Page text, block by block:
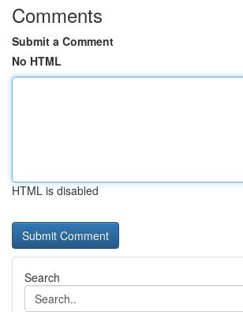
Comments
Submit a Comment
No HTML
HTML is disabled
Search